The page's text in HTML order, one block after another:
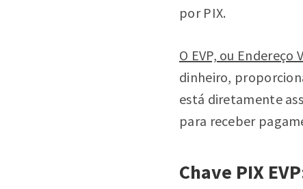
por PIX.
O EVP, ou
dinheiro,
está diretamente
para receber
Chave PIX